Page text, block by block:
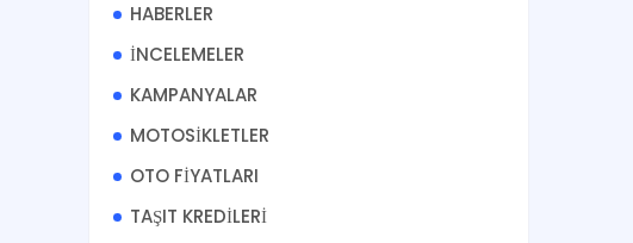
HABERLER
İNCELEMELER
KAMPANYALAR
MOTOSİKLETLER
OTO FİYATLARI
TAŞIT KREDİLERİ